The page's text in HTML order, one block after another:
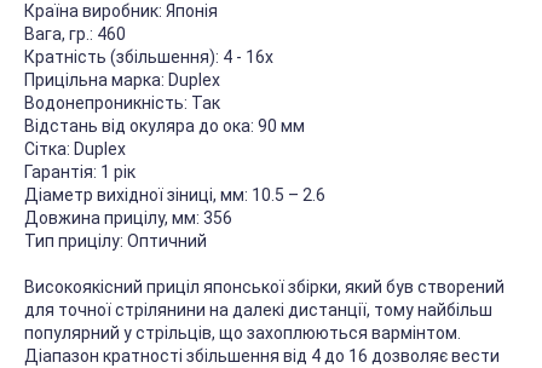
Країна виробник: Японія
Вага, гр.: 460
Кратність (збільшення): 4 - 16х
Прицільна марка: Duplex
Водонепроникність: Так
Відстань від окуляра до ока: 90 мм
Сітка: Duplex
Гарантія: 1 рік
Діаметр вихідної зіниці, мм: 10.5 – 2.6
Довжина прицілу, мм: 356
Тип прицілу: Оптичний
Високоякісний приціл японської збірки, який був створений
для точної стрілянини на далекі дистанції, тому найбільш
популярний у стрільців, що захоплюються вармінтом.
Діапазон кратності збільшення від 4 до 16 дозволяє вести